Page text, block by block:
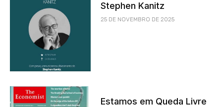
Stephen Kanitz
25 DE NOVEMBRO DE 2025
Estamos em Queda Livre